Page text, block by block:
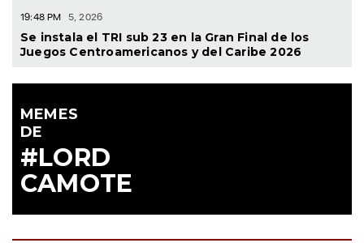
ministro de Canadá
19:48 PM 5, 2026
Se instala el TRI sub 23 en la Gran Final de los
MEMES
DE
#LORD
CAMOTE